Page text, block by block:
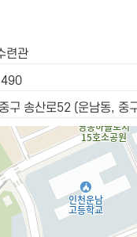
련관
구 송산로52 (운남동, 중